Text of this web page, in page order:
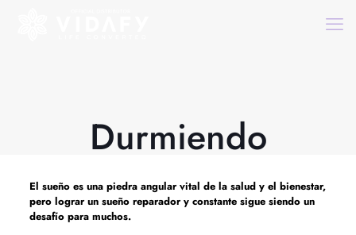
Durmiendo
El sueño es una piedra angular vital de la salud y el bienestar,
pero lograr un sueño reparador y constante sigue siendo un
desafío para muchos.